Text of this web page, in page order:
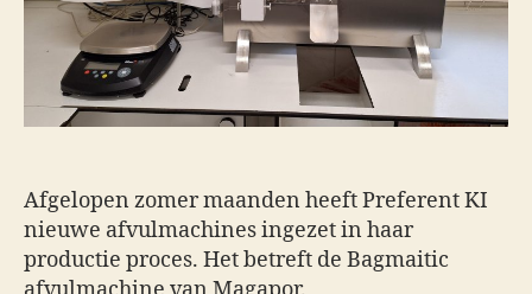
Afgelopen zomer maanden heeft Preferent KI
nieuwe afvulmachines ingezet in haar
productie proces. Het betreft de Bagmaitic